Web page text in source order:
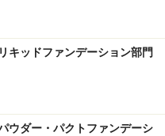
ス PR 小池彩加さん
キッドファンデーション部門
ウダー・パクトファンデーシ